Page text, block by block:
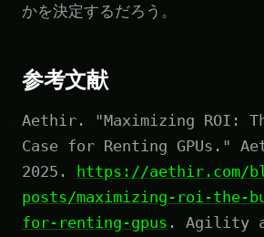
かを決定するだろう。
参考文献
Aethir. "Maximizing ROI:
Case for Renting GPUs."
2025. https://aethir.com/
posts/maximizing-roi-the-
for-renting-gpus . Agility